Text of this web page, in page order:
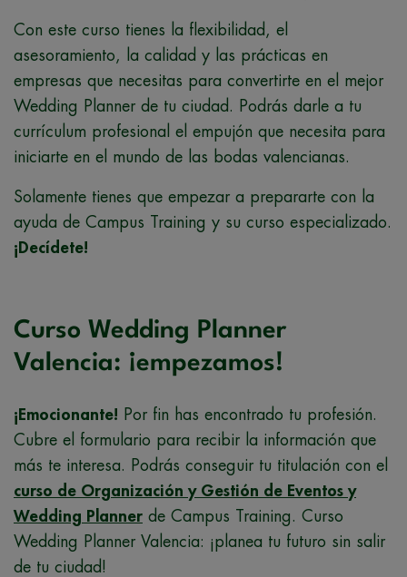
Con este curso tienes la flexibilidad, el
asesoramiento, la calidad y las prácticas en
empresas que necesitas para convertirte en el mejor
Wedding Planner de tu ciudad. Podrás darle a tu
currículum profesional el empujón que necesita para
iniciarte en el mundo de las bodas valencianas.
Solamente tienes que empezar a prepararte con la
ayuda de Campus Training y su curso especializado.
¡Decídete!
Curso Wedding Planner
Valencia: ¡empezamos!
¡Emocionante! Por fin has encontrado tu profesión.
Cubre el formulario para recibir la información que
más te interesa. Podrás conseguir tu titulación con el
curso de Organización y Gestión de Eventos y
Wedding Planner de Campus Training. Curso
Wedding Planner Valencia: ¡planea tu futuro sin salir
de tu ciudad!